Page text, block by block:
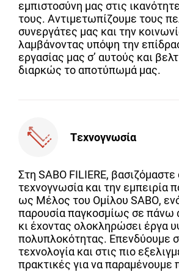
εμπιστοσύνη μας στις
τους. Αντιμετωπίζουμε τους
συνεργάτες μας και την
λαμβάνοντας υπόψη την
εργασίας μας σ’ αυτούς και
διαρκώς το αποτύπωμά μας.
Τεχνογνωσία
Στη SABO FILIERE, βασιζόμαστε
τεχνογνωσία και την εμπειρία
ως Μέλος του Ομίλου SABΟ,
παρουσία παγκοσμίως σε πάνω
κι έχοντας ολοκληρώσει έργα
πολυπλοκότητας. Επενδύουμε
τεχνολογία και στις πιο
πρακτικές για να παραμένουμε